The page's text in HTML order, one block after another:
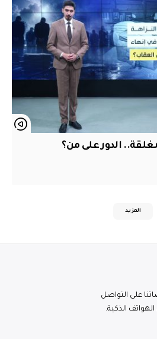
الدور على من؟
المزيد
على التواصل
الذكية.